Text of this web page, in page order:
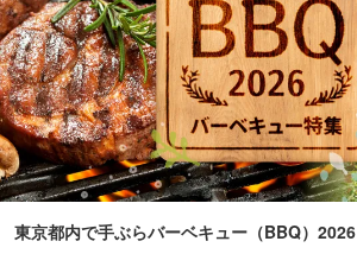
東京都内で手ぶらバーベキュー（BBQ）2026